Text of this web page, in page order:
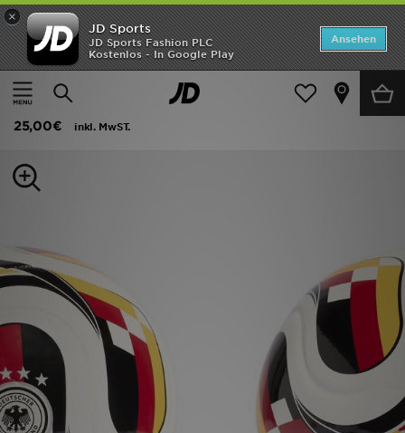
×
JD Sports
JD Sports Fashion PLC
Kostenlos - In Google Play
Ansehen
Home
Herren Herren Accessoires Sportzubehör
adidas Trionda Deutschland Club-heimball
25,00€
inkl. MwST.
ANGEBOTE
Neuheiten
Kinder
Marken
Fußball
Sport
Lade die APP